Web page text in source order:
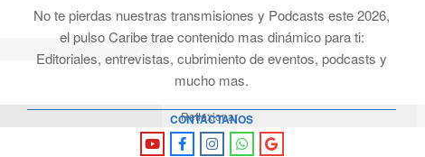
Reflexionar
No te pierdas nuestras transmisiones y Podcasts este 2026,
el pulso Caribe trae contenido mas dinámico para ti:
Editoriales, entrevistas, cubrimiento de eventos, podcasts y
mucho mas.
CONTÁCTANOS